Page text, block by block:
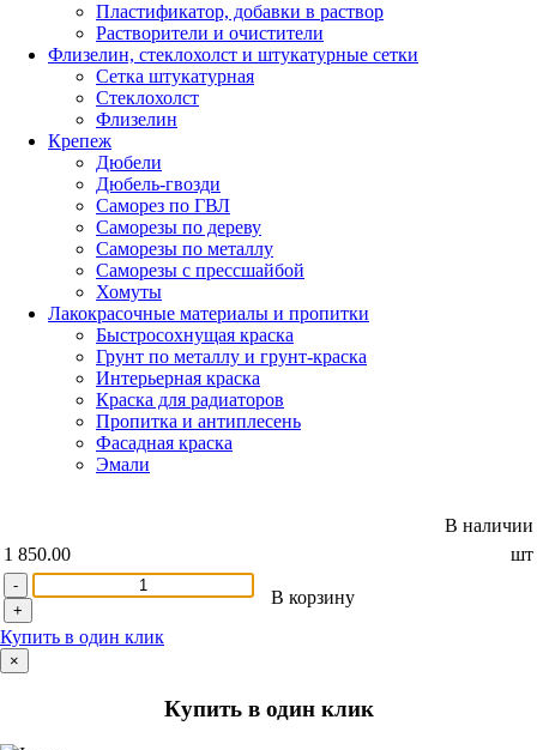
Пластификатор, добавки в раствор
Растворители и очистители
Флизелин, стеклохолст и штукатурные сетки
Сетка штукатурная
Стеклохолст
Флизелин
Крепеж
Дюбели
Дюбель-гвозди
Саморез по ГВЛ
Саморезы по дереву
Саморезы по металлу
Саморезы с прессшайбой
Хомуты
Лакокрасочные материалы и пропитки
Быстросохнущая краска
Грунт по металлу и грунт-краска
Интерьерная краска
Краска для радиаторов
Пропитка и антиплесень
Фасадная краска
Эмали
В наличии
1 850.00
шт
-
+
В корзину
Купить в один клик
×
Купить в один клик